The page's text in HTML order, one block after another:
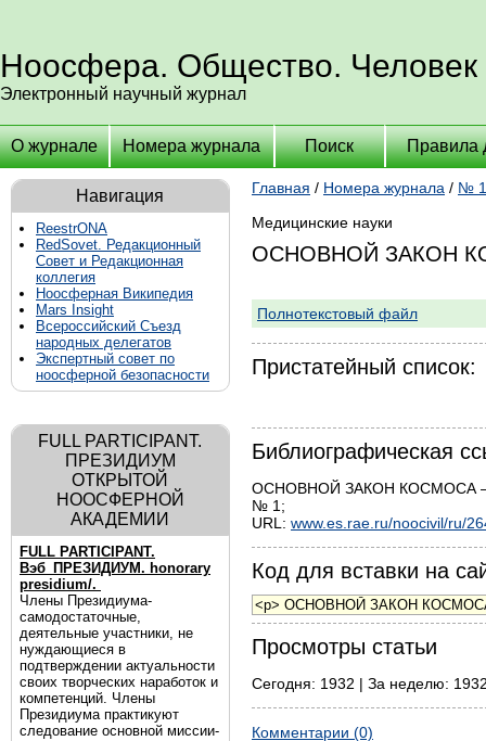
Ноосфера. Общество. Человек
Электронный научный журнал
О журнале Номера журнала Поиск Правила
Навигация
ReestrONA
RedSovet. Редакционный
Совет и Редакционная
коллегия
Ноосферная Википедия
Mars Insight
Всероссийский Съезд
народных делегатов
Экспертный совет по
ноосферной безопасности
FULL PARTICIPANT.
ПРЕЗИДИУМ
ОТКРЫТОЙ
НООСФЕРНОЙ
АКАДЕМИИ
FULL PARTICIPANT.
Вэб_ПРЕЗИДИУМ. honorary
presidium/.
Члены Президиума-
самодостаточные,
деятельные участники, не
нуждающиеся в
подтверждении актуальности
своих творческих наработок и
компетенций. Члены
Президиума практикуют
следование основной миссии-
Главная / Номера журнала / №
Медицинские науки
ОСНОВНОЙ ЗАКОН
Полнотекстовый файл
Пристатейный список:
Библиографическая
ОСНОВНОЙ ЗАКОН КОСМОСА –
№ 1;
URL: www.es.rae.ru/noocivil/ru/
Код для вставки на
Просмотры статьи
Сегодня: 1932 | За неделю:
Комментарии (0)